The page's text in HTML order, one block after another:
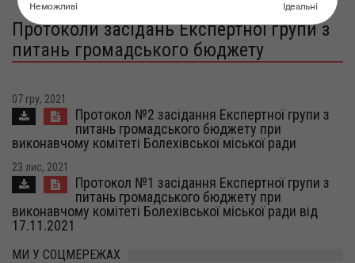
Протоколи засідань Експертної групи з
питань громадського бюджету
07 гру, 2021
Протокол №2 засідання Експертної групи з
питань громадського бюджету при
виконавчому комітеті Болехівської міської ради
23 лис, 2021
Протокол №1 засідання Експертної групи з
питань громадського бюджету при
виконавчому комітеті Болехівської міської ради від
17.11.2021
МИ У СОЦМЕРЕЖАХ